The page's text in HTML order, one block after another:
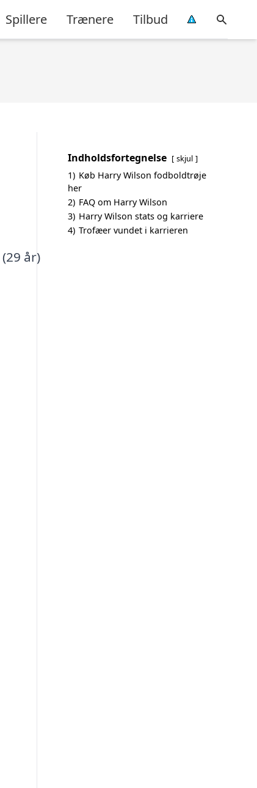
Spillere Trænere Tilbud
år)
Indholdsfortegnelse skjul
1) Køb Harry Wilson fodboldtrøje
her
2) FAQ om Harry Wilson
3) Harry Wilson stats og karriere
4) Trofæer vundet i karrieren